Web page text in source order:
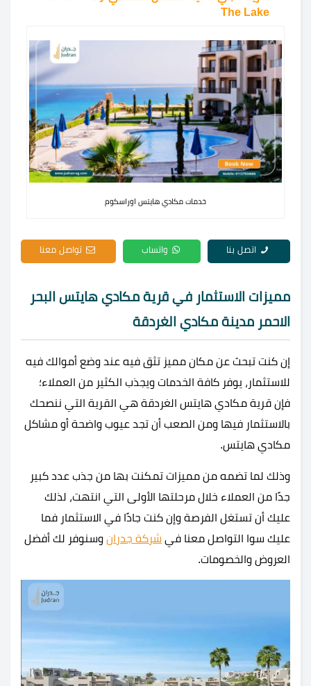
The Lake
خدمات مكادي هايتس اوراسكوم
اتصل بنا واتساب تواصل معنا
مميزات الاستثمار في قرية مكادي هايتس البحر
الاحمر مدينة مكادي الغردقة
إن كنت تبحث عن مكان مميز تثق فيه عند وضع أموالك فيه
للاستثمار، يوفر كافة الخدمات ويجذب الكثير من العملاء؛
فإن قرية مكادي هايتس الغردقة هي القرية التي ننصحك
بالاستثمار فيها ومن الصعب أن تجد عيوب واضحة أو مشاكل
مكادي هايتس.
وذلك لما تضمه من مميزات تمكنت بها من جذب عدد كبير
جدًا من العملاء خلال مرحلتها الأولى التي انتهت، لذلك
عليك أن تستغل الفرصة وإن كنت جادًا في الاستثمار فما
عليك سوا التواصل معنا في شركة جدران وسنوفر لك أفضل
العروض والخصومات.